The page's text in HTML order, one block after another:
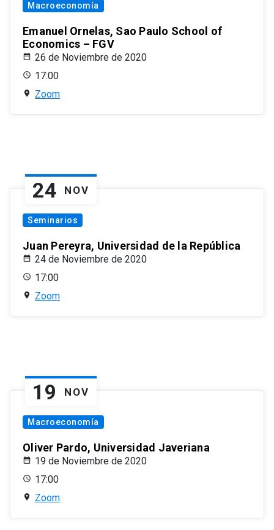
Macroeconomía
Emanuel Ornelas, Sao Paulo School of
Economics – FGV
26 de Noviembre de 2020
17:00
Zoom
24 NOV
Seminarios
Juan Pereyra, Universidad de la República
24 de Noviembre de 2020
17:00
Zoom
19 NOV
Macroeconomía
Oliver Pardo, Universidad Javeriana
19 de Noviembre de 2020
17:00
Zoom